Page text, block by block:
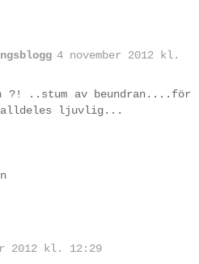
4 november 2012 kl.
?! ..stum av beundran....för
alldeles ljuvlig...
2012 kl. 12:29